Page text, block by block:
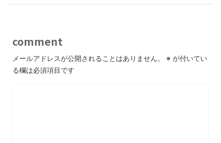
comment
メールアドレスが公開されることはありません。 ※ が付いてい
る欄は必須項目です